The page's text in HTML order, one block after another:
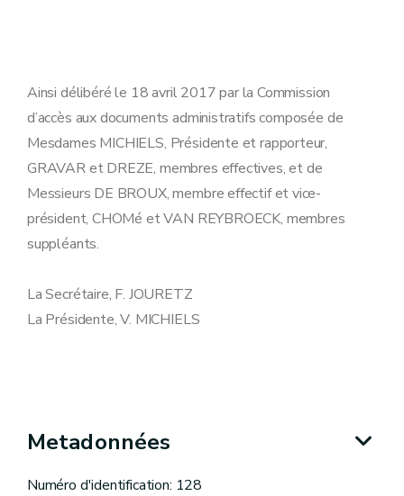
Ainsi délibéré le 18 avril 2017 par la Commission
d’accès aux documents administratifs composée de
Mesdames MICHIELS, Présidente et rapporteur,
GRAVAR et DREZE, membres effectives, et de
Messieurs DE BROUX, membre effectif et vice-
président, CHOMé et VAN REYBROECK, membres
suppléants.
La Secrétaire, F. JOURETZ
La Présidente, V. MICHIELS
Metadonnées
Numéro d'identification: 128